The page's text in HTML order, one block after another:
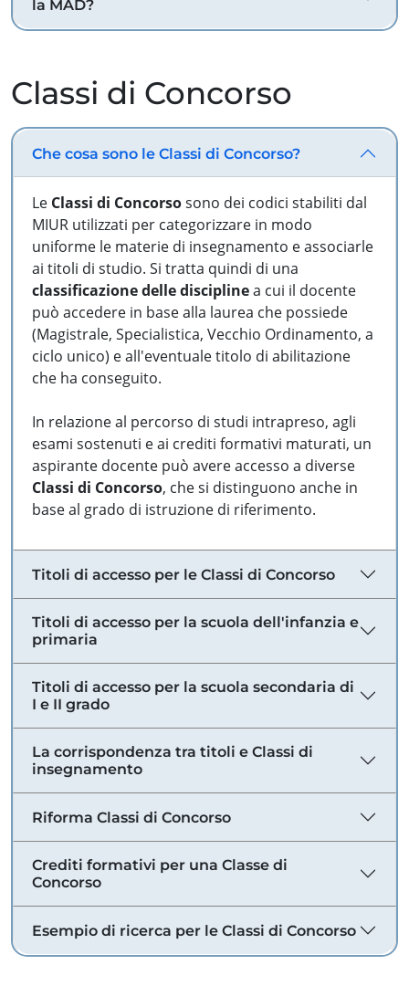
la MAD?
Classi di Concorso
Che cosa sono le Classi di Concorso?
Le Classi di Concorsosono dei codici stabiliti dal
MIUR utilizzati per categorizzare in modo
uniforme le materie di insegnamento e associarle
ai titoli di studio. Si tratta quindi di una
classificazione delle disciplinea cui il docente
può accedere in base alla laurea che possiede
(Magistrale, Specialistica, Vecchio Ordinamento, a
ciclo unico) e all'eventuale titolo di abilitazione
che ha conseguito.
In relazione al percorso di studi intrapreso, agli
esami sostenuti e ai crediti formativi maturati, un
aspirante docente può avere accesso a diverse
Classi di Concorso, che si distinguono anche in
base al grado di istruzione di riferimento.
Titoli di accesso per le Classi di Concorso
Titoli di accesso per la scuola dell'infanzia e
primaria
Titoli di accesso per la scuola secondaria di
I e II grado
La corrispondenza tra titoli e Classi di
insegnamento
Riforma Classi di Concorso
Crediti formativi per una Classe di
Concorso
Esempio di ricerca per le Classi di Concorso